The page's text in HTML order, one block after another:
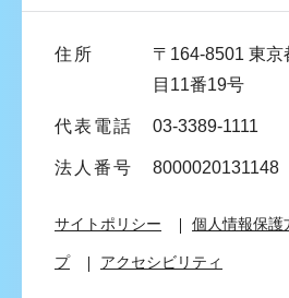
ま
住所
〒164-8501 東
目11番19号
代表電話 03-3389-1111
法人番号 8000020131148
サイトポリシー 個人情報保護
プ アクセシビリティ